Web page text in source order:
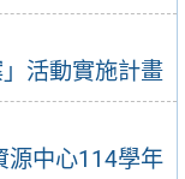
活動實施計畫
源中心114學年